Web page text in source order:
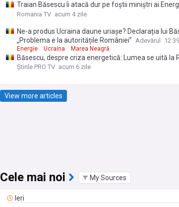
Traian Băsescu îi atacă dur pe foștii miniștri ai
criză: „Niște panarame. De regulă am văzut numai
făcut nimic” / „Dacă lumea vrea să vadă ce
Romania TV acum 4 zile
Ne-a produs Ucraina daune uriașe? Declarația lui
„Problema e la autoritățile României” Adevărul
Energie Ucraina Marea Neagră
Băsescu, despre criza energetică: Lumea se uită la
înseamnă să fii prost. Panarame de miniștri
Știrile PRO TV acum 6 zile
View more articles
Cele mai noi My Sources
Ieri